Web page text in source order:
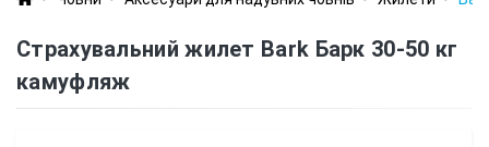
Страхувальний жилет Bark Барк 30-50 кг
камуфляж